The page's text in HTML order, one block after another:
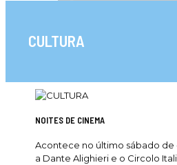
CULTURA
NOITES DE CINEMA
Acontece no último sábado de
a Dante Alighieri e o Circolo